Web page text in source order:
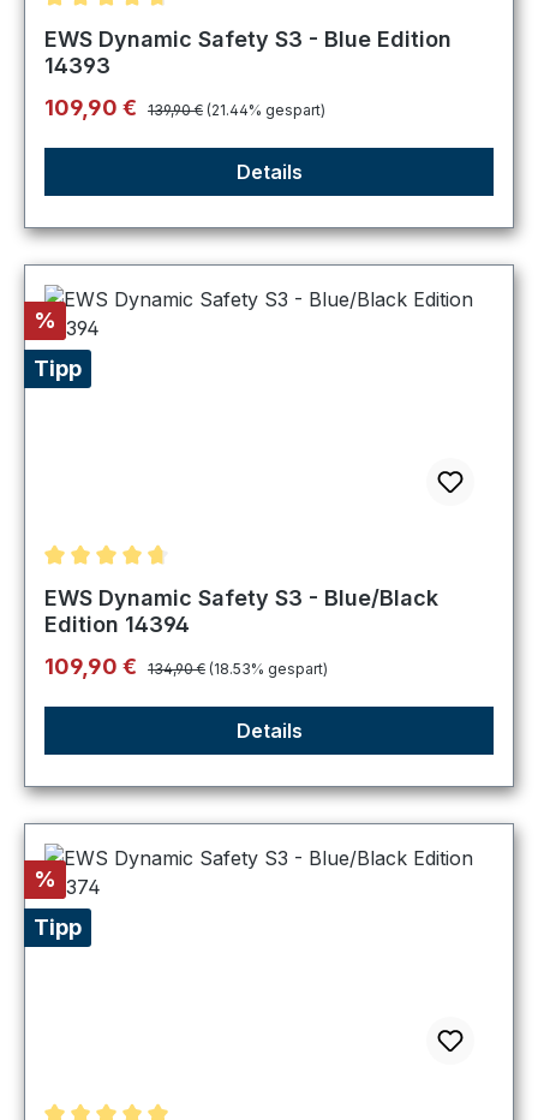
Durchschnittliche Bewertung von 4.8 von 5 Sternen
EWS Dynamic Safety S3 - Blue Edition
14393
Verkaufspreis:
109,90 € Regulärer Preis:
139,90 € (21.44% gespart)
Details
Rabatt
%
Tipp
Durchschnittliche Bewertung von 4.75 von 5 Sternen
EWS Dynamic Safety S3 - Blue/Black
Edition 14394
Verkaufspreis:
109,90 € Regulärer Preis:
134,90 € (18.53% gespart)
Details
Rabatt
%
Tipp